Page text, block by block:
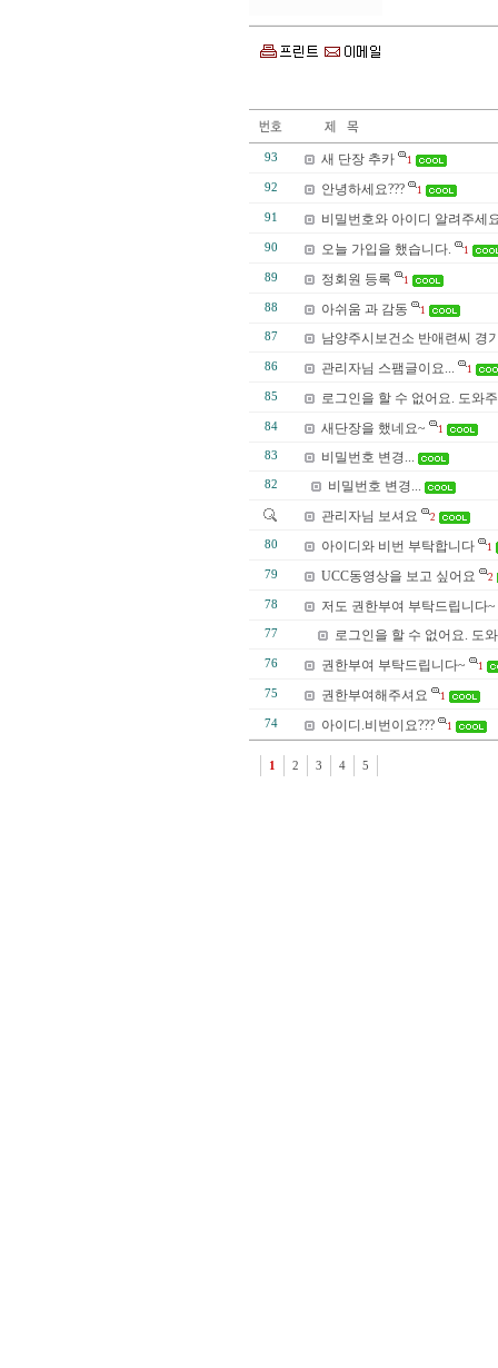
93 새 단장 추카 1
92 안녕하세요??? 1
91 비밀번호와 아이디 알려주세
90 오늘 가입을 했습니다. 1
89 정회원 등록 1
88 아쉬움 과 감동 1
87 남양주시보건소 반애련씨 경
86 관리자님 스팸글이요... 1
85 로그인을 할 수 없어요. 도와
84 새단장을 했네요~ 1
83 비밀번호 변경...
82
비밀번호 변경...
관리자님 보셔요
2
80 아이디와 비번 부탁합니다 1
79 UCC동영상을 보고 싶어요 2
78 저도 권한부여 부탁드립니다~
77 로그인을 할 수 없어요. 도
76 권한부여 부탁드립니다~ 1
75 권한부여해주셔요 1
74 아이디.비번이요??? 1
1 2 3 4 5